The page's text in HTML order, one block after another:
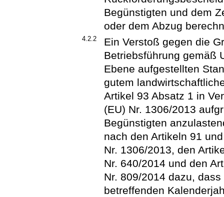
Begünstigten und dem
oder dem Abzug
4.2.2
Ein Verstoß gegen die
Betriebsführung gemäß
Ebene aufgestellten
gutem
Artikel 93 Absatz 1 in
(EU) Nr. 1306/2013
Begünstigten
nach den Artikeln 91
Nr. 1306/2013, den
Nr. 640/2014 und den
Nr. 809/2014 dazu,
betreffenden